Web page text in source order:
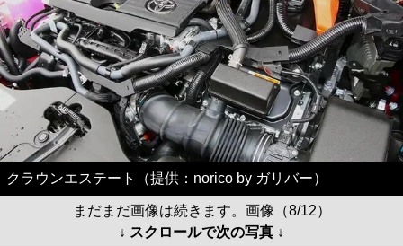
クラウンエステート（提供：norico by ガリバー）
まだまだ画像は続きます。画像（8/12）
↓ スクロールで次の写真 ↓